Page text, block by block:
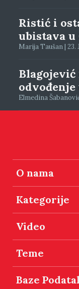
Ristić i
ubistava u
Marija Taušan | 23.
Blagojević
Elmedina
O nama
Kategorije
Video
Teme
Baze